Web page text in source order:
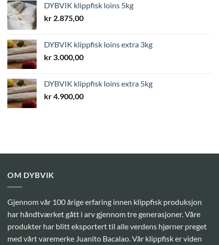
DYBVIK klippfisk loins 5kg
kr 2.875,00
DYBVIK klippfisk loins extra 3kg
kr 3.000,00
DYBVIK klippfisk loins extra 5kg
kr4.900,00
OM DYBVIK
Gjennom vår 100 årige erfaring innen klippfisk produksjon
har håndtværket gått i arv gjennom tre generasjoner. Våre
produkter har blitt eksportert til alle verdens hjørner preget
med vårt varemerke Juanito Bacalao. Vår klippfisk er viden